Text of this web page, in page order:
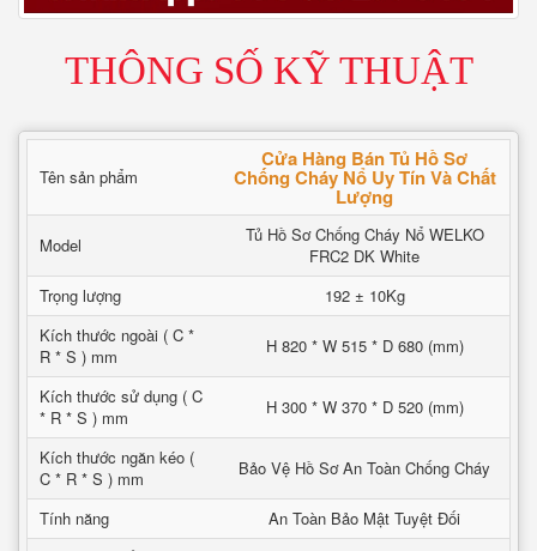
THÔNG SỐ KỸ THUẬT
Tên sản phẩm
Cửa Hàng Bán Tủ Hồ Sơ
Chống Cháy Nổ Uy Tín Và Chất
Lượng
Model
Tủ Hồ Sơ Chống Cháy Nổ WELKO
FRC2 DK White
Trọng lượng
192 ± 10Kg
Kích thước ngoài ( C *
R * S ) mm
H 820 * W 515 * D 680 (mm)
Kích thước sử dụng ( C
* R * S ) mm
H 300 * W 370 * D 520 (mm)
Kích thước ngăn kéo (
C * R * S ) mm
Bảo Vệ Hồ Sơ An Toàn Chống Cháy
Tính năng
An Toàn Bảo Mật Tuyệt Đối